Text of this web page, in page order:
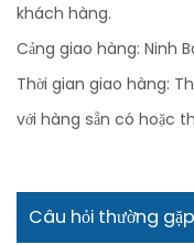
khách hàng.
Cảng giao hàng: Ninh
Thời gian giao hàng:
với hàng sẵn có hoặc
Câu hỏi thường gặp